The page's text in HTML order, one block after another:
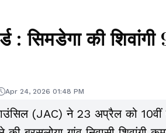
: सिमडेगा की
Apr 24, 2026 01:48 PM
(JAC) ने 23 अप्रैल को 10वीं